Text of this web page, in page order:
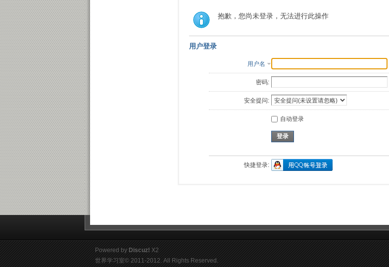
抱歉，您尚未登录，无法进行此操作
用户登录
用户名
密码:
安全提问:
自动登录
登录
快捷登录:
Powered byDiscuz! X2
世界学习室© 2011-2012. All Rights Reserved.